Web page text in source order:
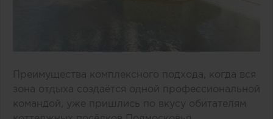
Преимущества комплексного подхода, когда вся
зона отдыха создаётся одной профессиональной
командой, уже пришлись по вкусу обитателям